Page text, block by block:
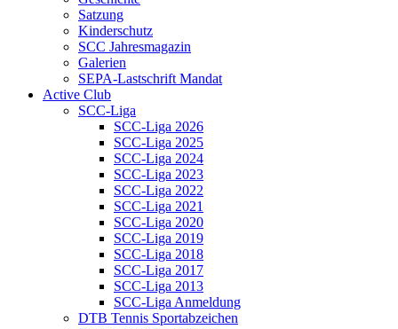
Satzung
Kinderschutz
SCC Jahresmagazin
Galerien
SEPA-Lastschrift Mandat
Active Club
SCC-Liga
SCC-Liga 2026
SCC-Liga 2025
SCC-Liga 2024
SCC-Liga 2023
SCC-Liga 2022
SCC-Liga 2021
SCC-Liga 2020
SCC-Liga 2019
SCC-Liga 2018
SCC-Liga 2017
SCC-Liga 2013
SCC-Liga Anmeldung
DTB Tennis Sportabzeichen